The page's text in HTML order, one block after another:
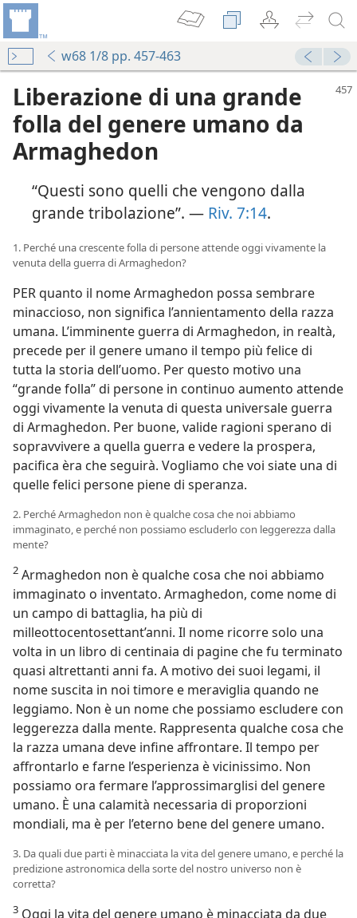
w68 1/8 pp. 457-463
Liberazione di una grande
folla del genere umano da
Armaghedon
“Questi sono quelli che vengono dalla
grande tribolazione”. — Riv. 7:14.
1. Perché una crescente folla di persone attende oggi vivamente la
venuta della guerra di Armaghedon?
PER quanto il nome Armaghedon possa sembrare
minaccioso, non significa l’annientamento della razza
umana. L’imminente guerra di Armaghedon, in realtà,
precede per il genere umano il tempo più felice di
tutta la storia dell’uomo. Per questo motivo una
“grande folla” di persone in continuo aumento attende
oggi vivamente la venuta di questa universale guerra
di Armaghedon. Per buone, valide ragioni sperano di
sopravvivere a quella guerra e vedere la prospera,
pacifica èra che seguirà. Vogliamo che voi siate una di
quelle felici persone piene di speranza.
2. Perché Armaghedon non è qualche cosa che noi abbiamo
immaginato, e perché non possiamo escluderlo con leggerezza dalla
mente?
2 Armaghedon non è qualche cosa che noi abbiamo
immaginato o inventato. Armaghedon, come nome di
un campo di battaglia, ha più di
milleottocentosettant’anni. Il nome ricorre solo una
volta in un libro di centinaia di pagine che fu terminato
quasi altrettanti anni fa. A motivo dei suoi legami, il
nome suscita in noi timore e meraviglia quando ne
leggiamo. Non è un nome che possiamo escludere con
leggerezza dalla mente. Rappresenta qualche cosa che
la razza umana deve infine affrontare. Il tempo per
affrontarlo e farne l’esperienza è vicinissimo. Non
possiamo ora fermare l’approssimarglisi del genere
umano. È una calamità necessaria di proporzioni
mondiali, ma è per l’eterno bene del genere umano.
3. Da quali due parti è minacciata la vita del genere umano, e perché la
predizione astronomica della sorte del nostro universo non è
corretta?
3 Oggi la vita del genere umano è minacciata da due